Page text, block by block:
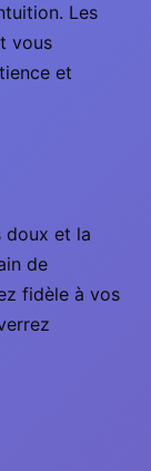
Les
vous
et
doux et la
de
fidèle à vos